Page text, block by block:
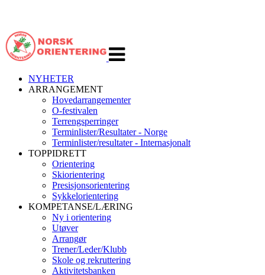
navigasjon
NYHETER
ARRANGEMENT
Hovedarrangementer
O-festivalen
Terrengsperringer
Terminlister/Resultater - Norge
Terminlister/resultater - Internasjonalt
TOPPIDRETT
Orientering
Skiorientering
Presisjonsorientering
Sykkelorientering
KOMPETANSE/LÆRING
Ny i orientering
Utøver
Arrangør
Trener/Leder/Klubb
Skole og rekruttering
Aktivitetsbanken